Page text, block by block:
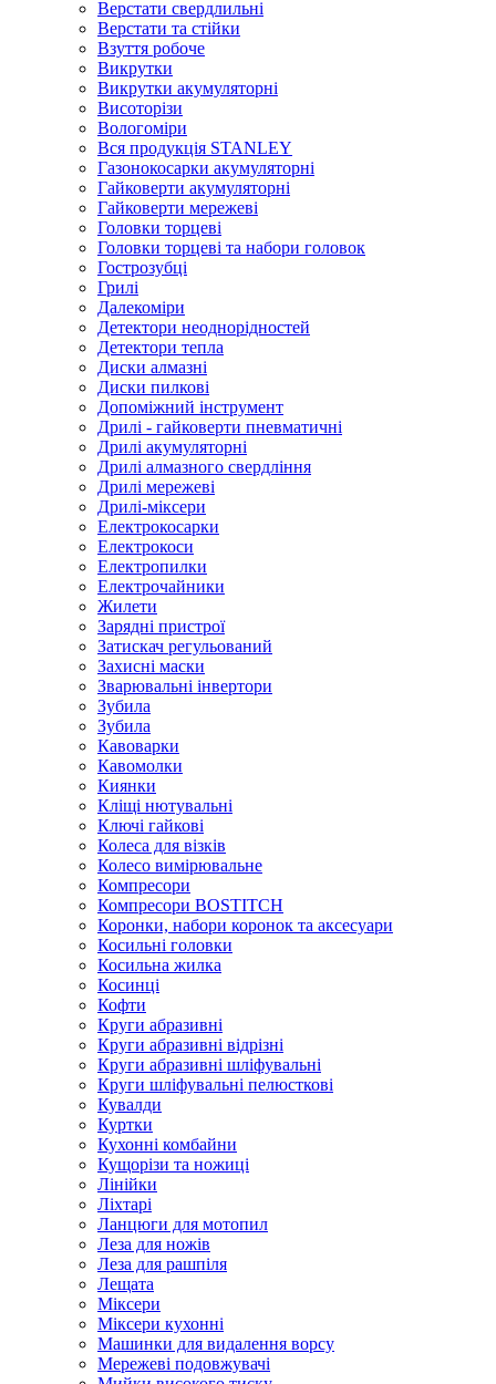
Верстати свердлильні
Верстати та стійки
Взуття робоче
Викрутки
Викрутки акумуляторні
Висоторізи
Вологоміри
Вся продукція STANLEY
Газонокосарки акумуляторні
Гайковерти акумуляторні
Гайковерти мережеві
Головки торцеві
Головки торцеві та набори головок
Гострозубці
Грилі
Далекоміри
Детектори неоднорідностей
Детектори тепла
Диски алмазні
Диски пилкові
Допоміжний інструмент
Дрилі - гайковерти пневматичні
Дрилі акумуляторні
Дрилі алмазного свердління
Дрилі мережеві
Дрилі-міксери
Електрокосарки
Електрокоси
Електропилки
Електрочайники
Жилети
Зарядні пристрої
Затискач регульований
Захисні маски
Зварювальні інвертори
Зубила
Зубила
Кавоварки
Кавомолки
Киянки
Кліщі нютувальні
Ключі гайкові
Колеса для візків
Колесо вимірювальне
Компресори
Компресори BOSTITCH
Коронки, набори коронок та аксесуари
Косильні головки
Косильна жилка
Косинці
Кофти
Круги абразивні
Круги абразивні відрізні
Круги абразивні шліфувальні
Круги шліфувальні пелюсткові
Кувалди
Куртки
Кухонні комбайни
Кущорізи та ножиці
Лінійки
Ліхтарі
Ланцюги для мотопил
Леза для ножів
Леза для рашпіля
Лещата
Міксери
Міксери кухонні
Машинки для видалення ворсу
Мережеві подовжувачі